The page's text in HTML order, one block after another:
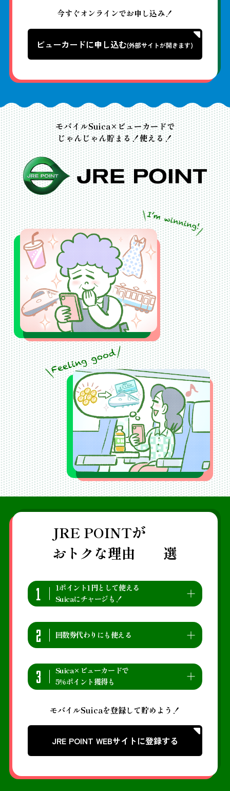
ビューカードの種類を一覧で見る (外部サイトが開きます)
ビューカードスタンダードの即時発行(バーチャ
ルカード)なら、申込完了から最短5分で発行でき
ます。発行後はモバイルSuicaで、すぐにご利用
いただけます。
即時発行(バーチャルカード)について詳しく見る
※ご入会に際しては所定の審査をさせていただきます。審査の内容によって
今すぐオンラインでお申し込み！
ビューカードに申し込む(外部サイトが開きます)
モバイルSuica×ビューカードで
じゃんじゃん貯まる！使える！
JRE POINTが
おトクな理由
選
1
1ポイント1円として使える
Suicaにチャージも！
貯まったポイントは、駅ビルなどで1ポイント1円
としてその場で使えます。さらに、登録した
Suicaにチャージして使うことも可能。チャージ
ポイントの使い方について詳しく見る
2 回数券代わりにも使える
その名も「リピートポイントサービス」。1カ月
間に同じ運賃を10回支払うと、1回分をポイント
還元。さらに月11 回以上のご利用で、1回ごとに
鉄道に乗ってポイントを貯める方法をもっと見る
3
Suica×ビューカードで
5%ポイント獲得も
ポイントがじゃんじゃん貯まる！モバイルSuica
定期券やSuicaグリーン券、新幹線eチケットの購
入で、5%のポイントが貯まります。
新幹線eチケットについて詳しく見る(外部サイトが開きます)
モバイルSuicaを登録して貯めよう！
JRE POINT WEBサイトに登録する